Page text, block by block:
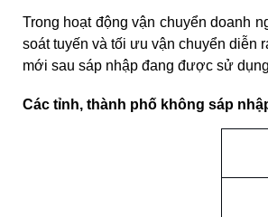
Trong hoạt động vận chuyển doanh
soát tuyến và tối ưu vận chuyển diễn
mới sau sáp nhập đang được sử
Các tỉnh, thành phố không sáp